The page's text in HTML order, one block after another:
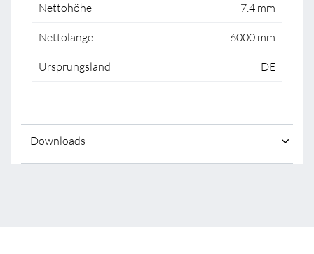
Nettohöhe 7.4 mm
Nettolänge 6000 mm
Ursprungsland DE
Downloads